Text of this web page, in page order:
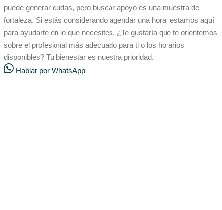
puede generar dudas, pero buscar apoyo es una muestra de
fortaleza. Si estás considerando agendar una hora, estamos aquí
para ayudarte en lo que necesites. ¿Te gustaría que te orientemos
sobre el profesional más adecuado para ti o los horarios
disponibles? Tu bienestar es nuestra prioridad.
Hablar por WhatsApp